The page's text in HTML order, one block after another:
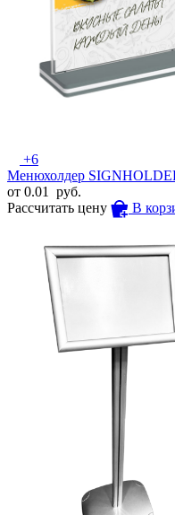
+6
Менюхолдер
от 0.01
руб.
Рассчитать цену
В